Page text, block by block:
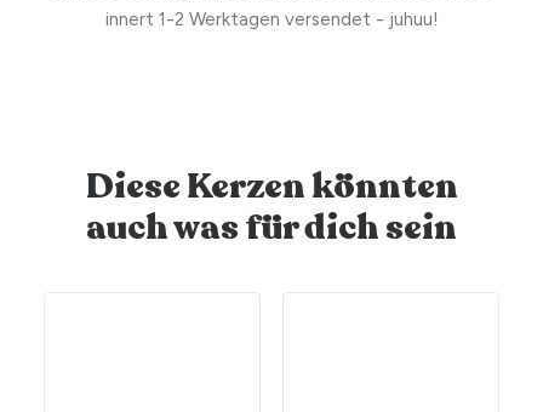
innert 1-2 Werktagen versendet - juhuu!
Diese Kerzen könnten
auch was für dich sein